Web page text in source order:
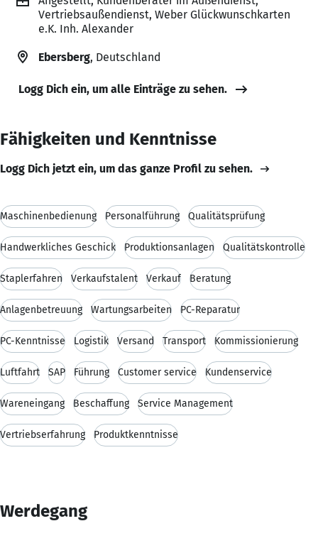
Vertriebsaußendienst, Weber Glückwunschkarten
e.K. Inh. Alexander
Ebersberg, Deutschland
Logg Dich ein, um alle Einträge zu sehen.
Fähigkeiten und Kenntnisse
Logg Dich jetzt ein, um das ganze Profil zu sehen.
Maschinenbedienung Personalführung Qualitätsprüfung
Handwerkliches Geschick Produktionsanlagen Qualitätskontrolle
Staplerfahren Verkaufstalent Verkauf Beratung
Anlagenbetreuung Wartungsarbeiten PC-Reparatur
PC-Kenntnisse Logistik Versand Transport Kommissionierung
Luftfahrt SAP Führung Customer service Kundenservice
Wareneingang Beschaffung Service Management
Vertriebserfahrung Produktkenntnisse
Werdegang